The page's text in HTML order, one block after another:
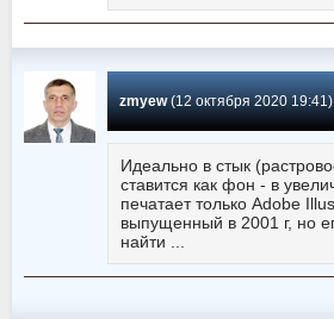
zmyew(12 октября 2020 19:41)
Идеально в стык
ставится как фон - в
печатает только Adobe
выпущенный в 2001 г, но
найти ...